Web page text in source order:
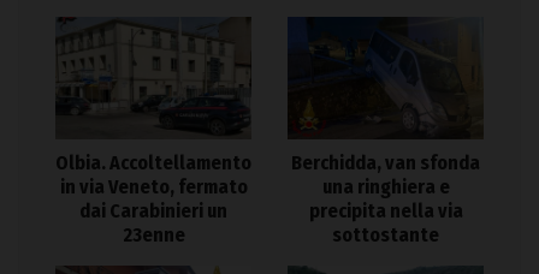
Olbia. Accoltellamento
in via Veneto, fermato
dai Carabinieri un
23enne
Berchidda, van sfonda
una ringhiera e
precipita nella via
sottostante